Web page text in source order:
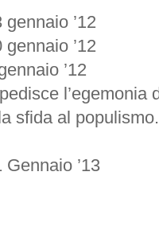
’12
’12
’12
l’egemonia
sfida al
’13